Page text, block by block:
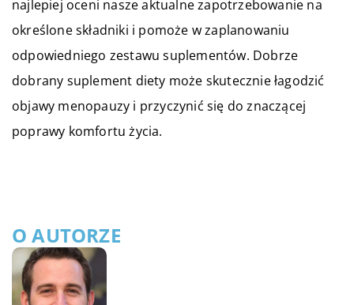
najlepiej oceni nasze aktualne zapotrzebowanie na
określone składniki i pomoże w zaplanowaniu
odpowiedniego zestawu suplementów. Dobrze
dobrany suplement diety może skutecznie łagodzić
objawy menopauzy i przyczynić się do znaczącej
poprawy komfortu życia.
O AUTORZE